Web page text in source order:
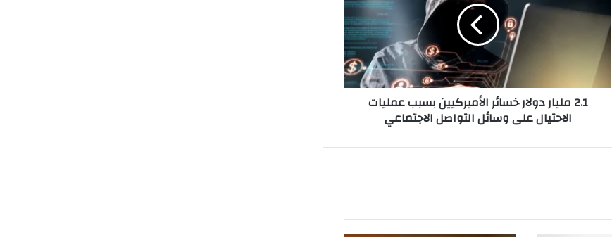
خسائر
الأميركيين
بسبب
عمليات
على
2.1 مليار دولار خسائر الأميركيين بسبب عمليات
الاحتيال على وسائل التواصل الاجتماعي